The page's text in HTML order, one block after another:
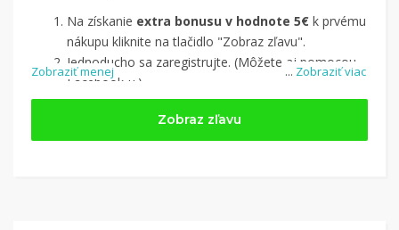
... Zobraziť viac
Na získanie extra bonusu v hodnote 5€ k prvému
nákupu kliknite na tlačidlo "Zobraz zľavu".
Jednoducho sa zaregistrujte. (Môžete aj pomocou
Facebook-u.)
Jednoducho sinájdite obchod, pomocou služby
(v ponuke je cca 1 500 obchodov).
Kliknite na tlačidlo „Nakupovať“.(Následne
Zobraziť menej
Zobraz zľavu